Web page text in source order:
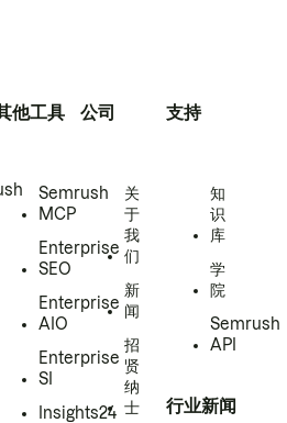
他工具
Semrush
MCP
Enterprise
SEO
Enterprise
AIO
Enterprise
SI
Insights24
公司
关
于
我
们
新
闻
招
贤
纳
士
支持
知
识
库
学
院
Semrush
API
行业新闻